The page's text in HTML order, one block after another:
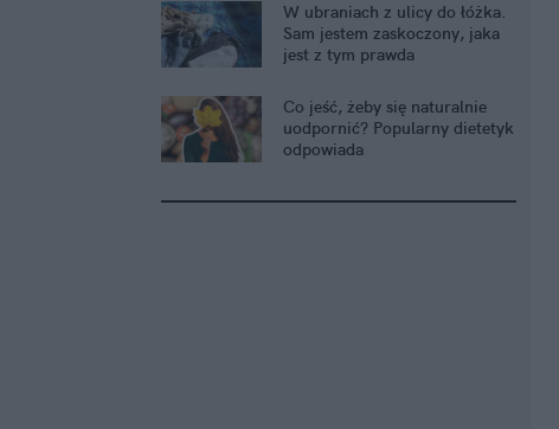
W ubraniach z ulicy do łóżka.
Sam jestem zaskoczony, jaka
jest z tym prawda
Co jeść, żeby się naturalnie
uodpornić? Popularny dietetyk
odpowiada